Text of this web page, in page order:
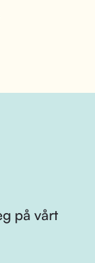
på vårt